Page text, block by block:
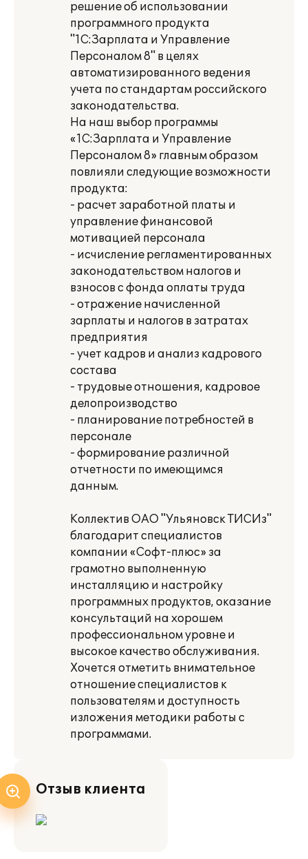
решение об использовании
программного продукта
"1С:Зарплата и Управление
Персоналом 8" в целях
автоматизированного ведения
учета по стандартам российского
законодательства.
На наш выбор программы
«1С:Зарплата и Управление
Персоналом 8» главным образом
повлияли следующие возможности
продукта:
- расчет заработной платы и
управление финансовой
мотивацией персонала
- исчисление регламентированных
законодательством налогов и
взносов с фонда оплаты труда
- отражение начисленной
зарплаты и налогов в затратах
предприятия
- учет кадров и анализ кадрового
состава
- трудовые отношения, кадровое
делопроизводство
- планирование потребностей в
персонале
- формирование различной
отчетности по имеющимся
данным.
Коллектив ОАО "Ульяновск ТИСИз"
благодарит специалистов
компании «Софт-плюс» за
грамотно выполненную
инсталляцию и настройку
программных продуктов, оказание
консультаций на хорошем
профессиональном уровне и
высокое качество обслуживания.
Хочется отметить внимательное
отношение специалистов к
пользователям и доступность
изложения методики работы с
программами.
Отзыв клиента